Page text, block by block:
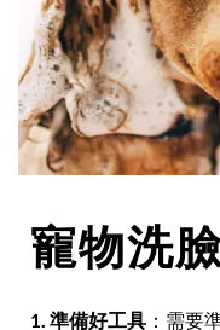
寵物洗
1. 準備好工具 ：需要